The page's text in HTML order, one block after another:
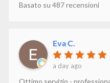
Basato su 487 recensioni
Eva C.
a day ago
Ottimo servizio -